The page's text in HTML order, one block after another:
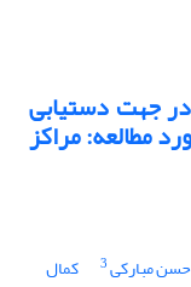
جهت دستیابی
چشم انداز ایران 1404 (مورد مطالعه: مراکز
مبارکی3 کمال